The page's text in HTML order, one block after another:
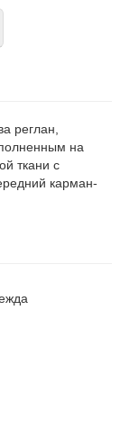
реглан,
на
ткани с
карман-